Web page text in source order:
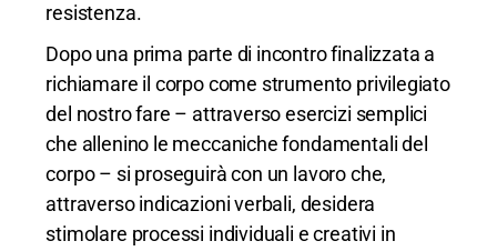
resistenza.
Dopo una prima parte di incontro finalizzata a
richiamare il corpo come strumento privilegiato
del nostro fare – attraverso esercizi semplici
che allenino le meccaniche fondamentali del
corpo – si proseguirà con un lavoro che,
attraverso indicazioni verbali, desidera
stimolare processi individuali e creativi in